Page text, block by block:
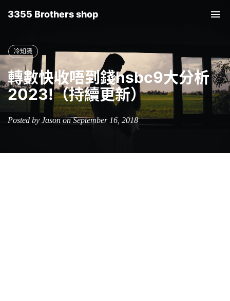
3355 Brothers shop
冷知識
轉數快收唔到錢hsbc9大分析
2023!（持續更新）
Posted by Jason on September 16, 2018